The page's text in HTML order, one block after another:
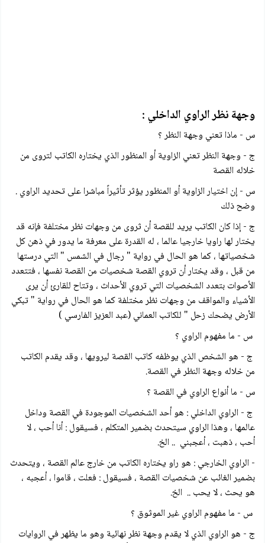
وجهة نظر الراوي الداخلي :
س - ماذا تعني وجهة النظر ؟
ج - وجهة النظر تعني الزاوية أو المنظور الذي يختاره الكاتب لتروى من
خلاله القصة
س - إن اختيار الزاوية أو المنظور يؤثر تأثيراً مباشرا على تحديد الراوي .
وضح ذلك
ج - إذا كان الكاتب يريد للقصة أن ثروی من وجهات نظر مختلفة فإنه قد
يختار لها راويا خارجيا عالما ، له القدرة على معرفة ما يدور في ذهن كل
شخصياتها ، كما هو الحال في رواية " رجال في الشمس " التي درستها
من قبل ، وقد يختار أن تروي القصة شخصيات من القصة نفسها ، فتتعدد
الأصوات بتعدد الشخصيات التي تروي الأحداث ، وتتاح للقارئ أن يرى
الأشياء والمواقف من وجهات نظر مختلفة كما هو الحال في رواية " تبكي
الأرض يضحك زحل " للكاتب العماني (عبد العزيز الفارسي )
س - ما مفهوم الراوي ؟
ج - هو الشخص الذي يوظفه كاتب القصة ليرويها ، وقد يقدم الكاتب
من خلاله وجهة النظر في القصة.
س - ما أنواع الراوي في القصة ؟
ج - الراوي الداخلي : هو أحد الشخصيات الموجودة في القصة وداخل
عالمها ، وهذا الراوي سيتحدث بضمير المتكلم ، فسيقول : أنا أحب ، لا
أحب ، ذهبت ، أعجبني .. الخ.
- الراوي الخارجي : هو راو يختاره الكاتب من خارج عالم القصة ، ويتحدث
بضمير الغائب عن شخصيات القصة ، فسيقول : فعلت ، قاموا ، أعجبه ،
هو يحث ، لا يحب .. الخ.
س - ما مفهوم الراوي غير الموثوق ؟
ج - هو الراوي الذي لا يقدم وجهة نظر نهائية وهو ما يظهر في الروايات